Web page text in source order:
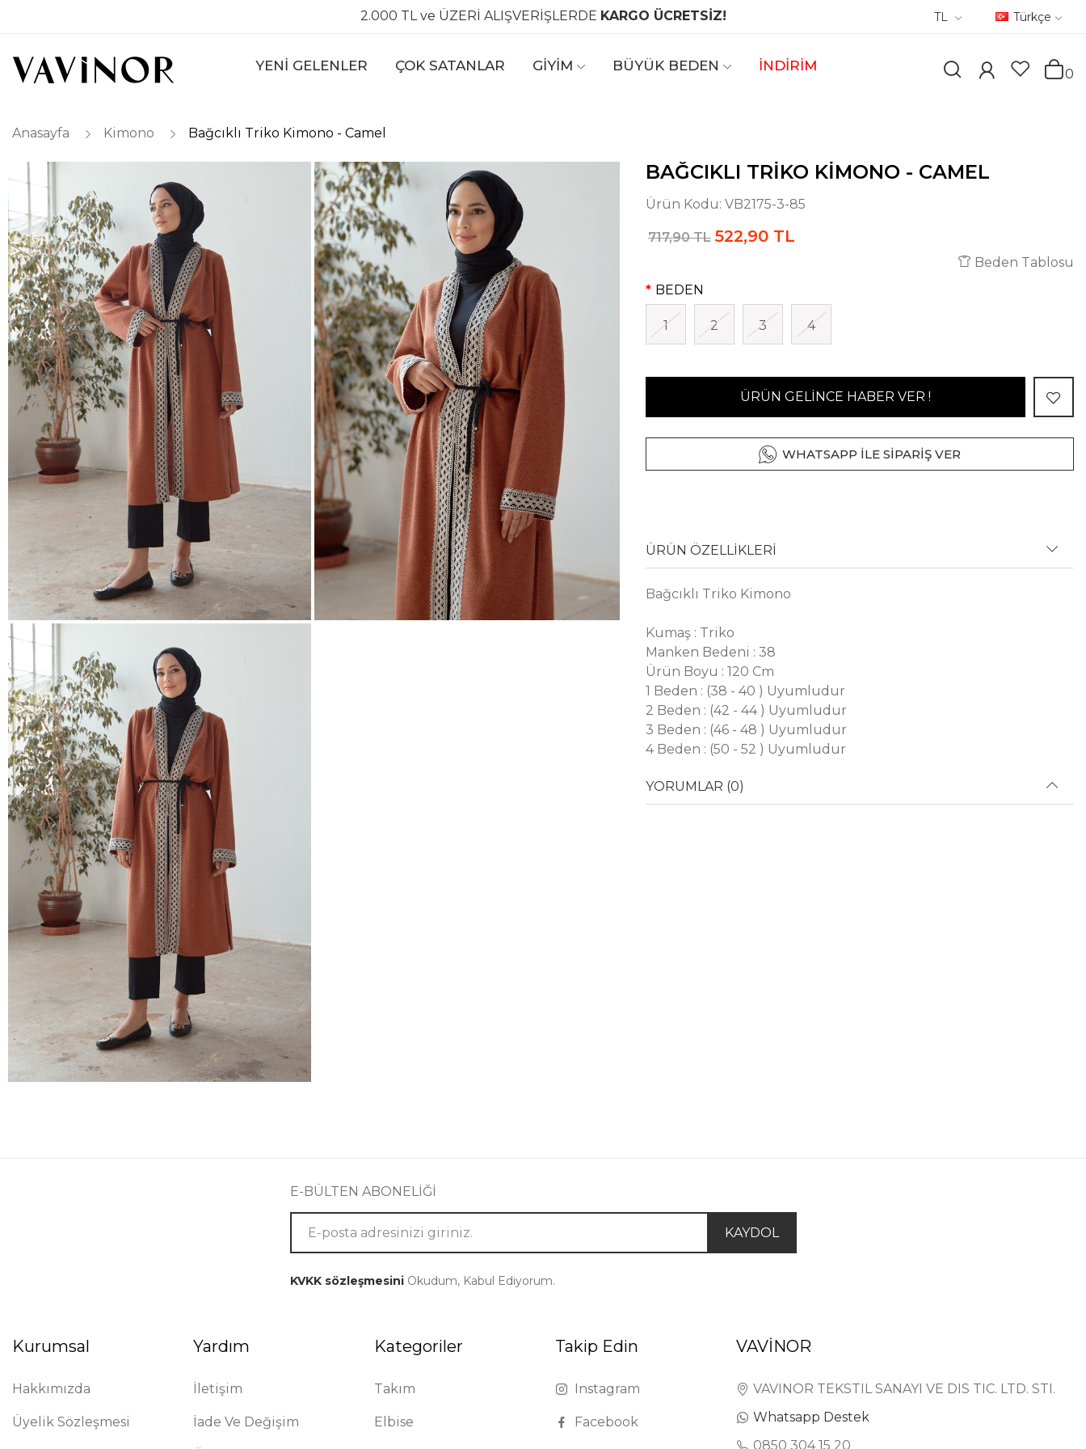
2.000 TL ve ÜZERİ ALIŞVERİŞLERDE KARGO ÜCRETSİZ! TL Türkçe
YENİ GELENLER ÇOK SATANLAR GİYİM BÜYÜK BEDEN İNDİRİM
0
Anasayfa Kimono Bağcıklı Triko Kimono - Camel
BAĞCIKLI TRIKO KIMONO - CAMEL
Ürün Kodu: VB2175-3-85
717,90 TL 522,90 TL
Beden Tablosu
BEDEN
1 2 3 4
ÜRÜN GELİNCE HABER VER !
WHATSAPP İLE SİPARİŞ VER
ÜRÜN ÖZELLİKLERİ
Bağcıklı Triko Kimono
Kumaş : Triko
Manken Bedeni : 38
Ürün Boyu : 120 Cm
1 Beden : (38 - 40 ) Uyumludur
2 Beden : (42 - 44 ) Uyumludur
3 Beden : (46 - 48 ) Uyumludur
4 Beden : (50 - 52 ) Uyumludur
YORUMLAR (0)
E-BÜLTEN ABONELİĞİ
KAYDOL
KVKK sözleşmesiniOkudum, Kabul Ediyorum.
Kurumsal
Hakkımızda
Üyelik Sözleşmesi
Yardım
İletişim
İade Ve Değişim
Kategoriler
Takım
Elbise
Takip Edin
Instagram
Facebook
VAVİNOR
VAVINOR TEKSTIL SANAYI VE DIS TIC. LTD. STI.
Whatsapp Destek
0850 304 15 20